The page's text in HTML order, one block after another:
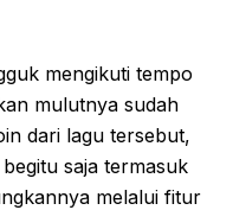
mengikuti tempo
mulutnya sudah
dari lagu tersebut,
saja termasuk
melalui fitur